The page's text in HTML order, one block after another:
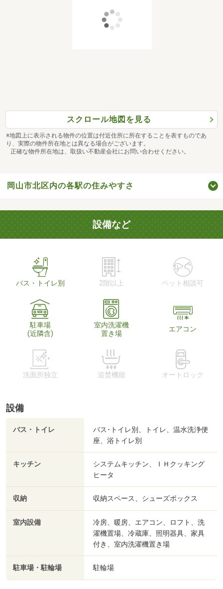
スクロール地図を見る
※地図上に表示される物件の位置は付近住所に所在することを表すものであ
り、実際の物件所在地とは異なる場合がございます。
正確な物件所在地は、取扱い不動産会社にお問い合わせください。
岡山市北区内の各駅の住みやすさ
設備など
バス・トイレ別 2階以上 ペット相談可
駐車場
(近隣含)
室内洗濯機
置き場
エアコン
洗面所独立 追焚機能 オートロック
設備
バス・トイレ
バス･トイレ別、トイレ、温水洗浄便
座、浴トイレ別
キッチン
システムキッチン、ＩＨクッキング
ヒータ
収納 収納スペース、シューズボックス
室内設備
冷房、暖房、エアコン、ロフト、洗
濯機置場、冷蔵庫、照明器具、家具
付き、室内洗濯機置き場
駐車場・駐輪場 駐輪場